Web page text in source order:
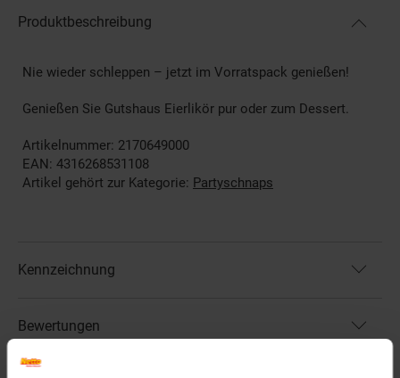
Produktbeschreibung
Nie wieder schleppen – jetzt im Vorratspack genießen!
Genießen Sie Gutshaus Eierlikör pur oder zum Dessert.
Artikelnummer: 2170649000
EAN: 4316268531108
Artikel gehört zur Kategorie: Partyschnaps
Kennzeichnung
Bewertungen